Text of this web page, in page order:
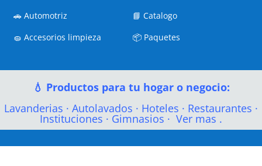
🚗Automotriz
🧽Accesorios limpieza
📘Catalogo
📦 Paquetes
💧 Productos para tu hogar o negocio:
Lavanderias · Autolavados · Hoteles · Restaurantes ·
Instituciones · Gimnasios · Ver mas .